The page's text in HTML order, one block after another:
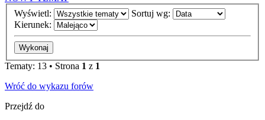
Wyświetl:
Sortuj wg:
Kierunek:
Tematy: 13 • Strona 1 z 1
Wróć do wykazu forów
Przejdź do